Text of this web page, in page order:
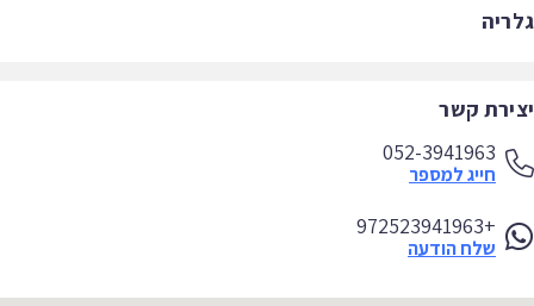
קשר
052-3941963
חייג למספר
+972523941963
שלח הודעה